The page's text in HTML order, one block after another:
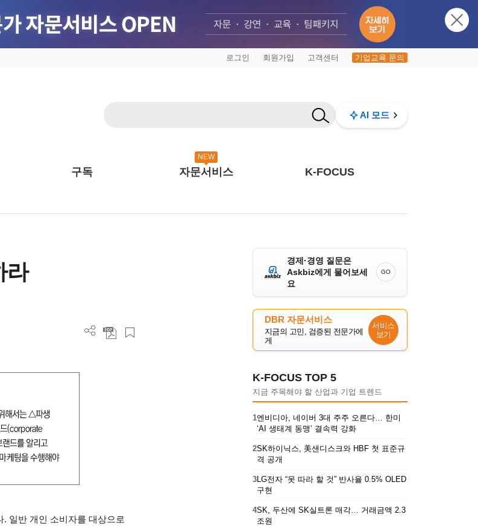
로그인 회원가입 고객센터 기업교육 문의
AI 모드
구독
NEW
자문서비스 K-FOCUS
라
일반 개인 소비자를 대상으로
경제·경영 질문은
Askbiz에게 물어보세
요
GO
DBR 자문서비스
지금의 고민, 검증된 전문가에
게
서비스
보기
K-FOCUS TOP 5
지금 주목해야 할 산업과 기업 트렌드
1엔비디아, 네이버 3대 주주 오른다… 한미
‘AI 생태계 동맹’ 결속력 강화
2SK하이닉스, 美샌디스크와 HBF 첫 표준규
격 공개
3LG전자 “못 따라 할 것” 반사율 0.5% OLED
구현
4SK, 두산에 SK실트론 매각… 거래금액 2.3
조원